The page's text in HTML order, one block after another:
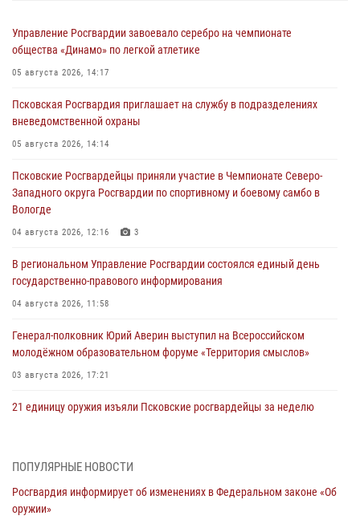
Управление Росгвардии завоевало серебро на чемпионате
общества «Динамо» по легкой атлетике
05 августа 2026, 14:17
Псковская Росгвардия приглашает на службу в подразделениях
вневедомственной охраны
05 августа 2026, 14:14
Псковские Росгвардейцы приняли участие в Чемпионате Северо-
Западного округа Росгвардии по спортивному и боевому самбо в
Вологде
04 августа 2026, 12:16 3
В региональном Управление Росгвардии состоялся единый день
государственно-правового информирования
04 августа 2026, 11:58
Генерал-полковник Юрий Аверин выступил на Всероссийском
молодёжном образовательном форуме «Территория смыслов»
03 августа 2026, 17:21
21 единицу оружия изъяли Псковские росгвардейцы за неделю
Росгвардейцы принимают участие в обеспечении общественной
02 августа 2026, 13:28
ПОПУЛЯРНЫЕ НОВОСТИ
Росгвардия информирует об изменениях в Федеральном законе «Об
оружии»